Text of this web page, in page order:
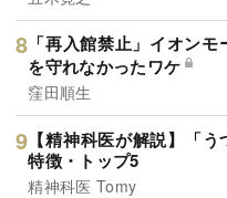
「再入館禁止」イオン
を守れなかったワケ
窪田順生
【精神科医が解説】「
特徴・トップ5
精神科医 Tomy